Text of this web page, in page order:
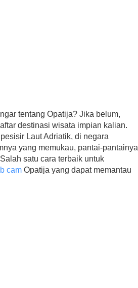
tentang Opatija? Jika belum,
destinasi wisata impian kalian.
Laut Adriatik, di negara
yang memukau, pantai-pantainya
satu cara terbaik untuk
camOpatija yang dapat memantau